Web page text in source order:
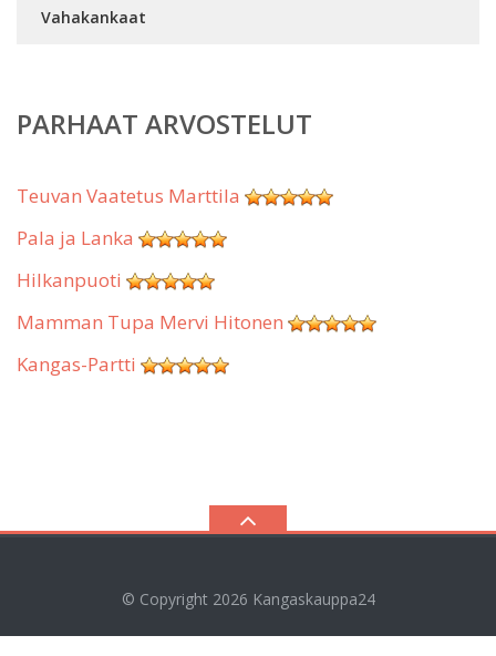
Vahakankaat
PARHAAT ARVOSTELUT
Teuvan Vaatetus Marttila
Pala ja Lanka
Hilkanpuoti
Mamman Tupa Mervi Hitonen
Kangas-Partti
© Copyright 2026 Kangaskauppa24